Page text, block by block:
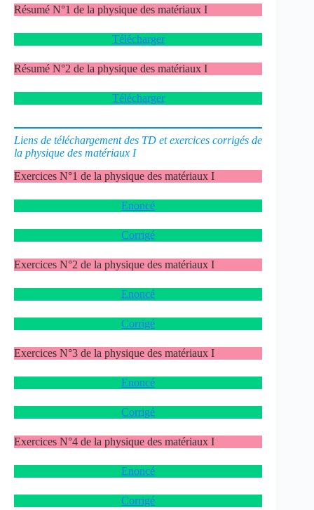
Résumé N°1 de la physique des matériaux I
Télécharger
Résumé N°2 de la physique des matériaux I
Télécharger
Liens de téléchargement des TD et exercices corrigés de
la physique des matériaux I
Exercices N°1 de la physique des matériaux I
Enoncé
Corrigé
Exercices N°2 de la physique des matériaux I
Enoncé
Corrigé
Exercices N°3 de la physique des matériaux I
Enoncé
Corrigé
Exercices N°4 de la physique des matériaux I
Enoncé
Corrigé